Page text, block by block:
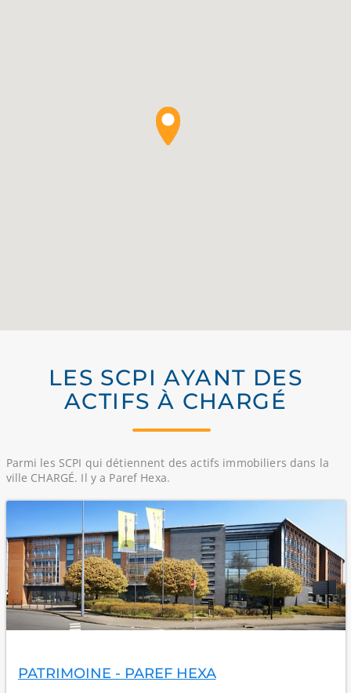
LES SCPI AYANT DES
ACTIFS À CHARGÉ
Parmi les SCPI qui détiennent des actifs immobiliers dans la
ville CHARGÉ. Il y a Paref Hexa.
PATRIMOINE - PAREF HEXA